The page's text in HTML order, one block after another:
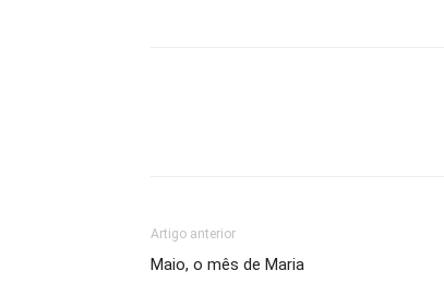
Artigo anterior
Maio, o mês de Maria